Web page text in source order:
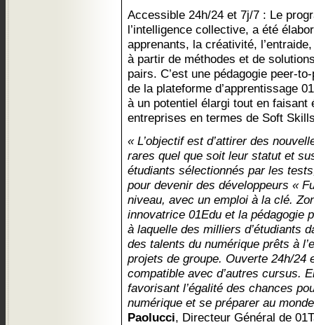
Accessible 24h/24 et 7j/7 : Le
l’intelligence collective, a été
apprenants, la créativité,
à partir de méthodes et de
pairs. C’est une pédagogie peer-
de la plateforme d’apprentissage
à un potentiel élargi tout en faisant
entreprises en termes de Soft
« L’objectif est d’attirer des
rares quel que soit leur statut et
étudiants sélectionnés par les
pour devenir des développeurs «
niveau, avec un emploi à la clé.
innovatrice 01Edu et la pédagogie
à laquelle des milliers d’étudiants
des talents du numérique prêts à
projets de groupe. Ouverte 24h/24
compatible avec d’autres cursus.
favorisant l’égalité des chances
numérique et se préparer au
Paolucci, Directeur Général de